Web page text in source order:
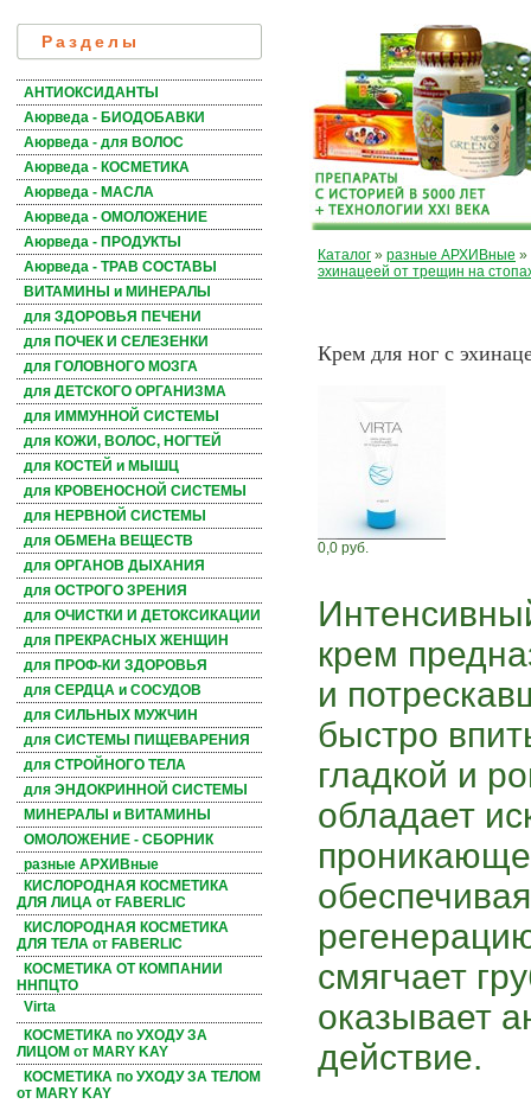
Разделы
АНТИОКСИДАНТЫ
Аюрведа - БИОДОБАВКИ
Аюрведа - для ВОЛОС
Аюрведа - КОСМЕТИКА
Аюрведа - МАСЛА
Аюрведа - ОМОЛОЖЕНИЕ
Аюрведа - ПРОДУКТЫ
Аюрведа - ТРАВ СОСТАВЫ
ВИТАМИНЫ и МИНЕРАЛЫ
для ЗДОРОВЬЯ ПЕЧЕНИ
для ПОЧЕК И СЕЛЕЗЕНКИ
для ГОЛОВНОГО МОЗГА
для ДЕТСКОГО ОРГАНИЗМА
для ИММУННОЙ СИСТЕМЫ
для КОЖИ, ВОЛОС, НОГТЕЙ
для КОСТЕЙ и МЫШЦ
для КРОВЕНОСНОЙ СИСТЕМЫ
для НЕРВНОЙ СИСТЕМЫ
для ОБМЕНа ВЕЩЕСТВ
для ОРГАНОВ ДЫХАНИЯ
для ОСТРОГО ЗРЕНИЯ
для ОЧИСТКИ И ДЕТОКСИКАЦИИ
для ПРЕКРАСНЫХ ЖЕНЩИН
для ПРОФ-КИ ЗДОРОВЬЯ
для СЕРДЦА и СОСУДОВ
для СИЛЬНЫХ МУЖЧИН
для СИСТЕМЫ ПИЩЕВАРЕНИЯ
для СТРОЙНОГО ТЕЛА
для ЭНДОКРИННОЙ СИСТЕМЫ
МИНЕРАЛЫ и ВИТАМИНЫ
ОМОЛОЖЕНИЕ - СБОРНИК
разные АРХИВные
КИСЛОРОДНАЯ КОСМЕТИКА
ДЛЯ ЛИЦА от FABERLIC
КИСЛОРОДНАЯ КОСМЕТИКА
ДЛЯ ТЕЛА от FABERLIC
КОСМЕТИКА ОТ КОМПАНИИ
ННПЦТО
Virta
КОСМЕТИКА по УХОДУ ЗА
ЛИЦОМ от MARY KAY
КОСМЕТИКА по УХОДУ ЗА ТЕЛОМ
от MARY KAY
Каталог » разные АРХИВные »
эхинацеей от трещин на
Крем для ног с
0,0 руб.
крем
и
быстро
гладкой и
обладает
смягчает
оказывает
действие.